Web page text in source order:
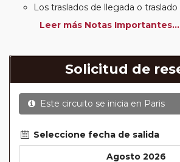
Los traslados de llegada o
estarán incluidos según itinerario.
suplemento de media pensión
almuerzos o cenas señalado en su
En muchos itinerarios le incluimos
circuitos clásicos Europeos
mientras que en viajes regionales
incluimos muchas de las
Leer más Notas Importantes...
Solicitud de
Este circuito se inicia en Paris
Seleccione fecha de salida
Agosto 2026